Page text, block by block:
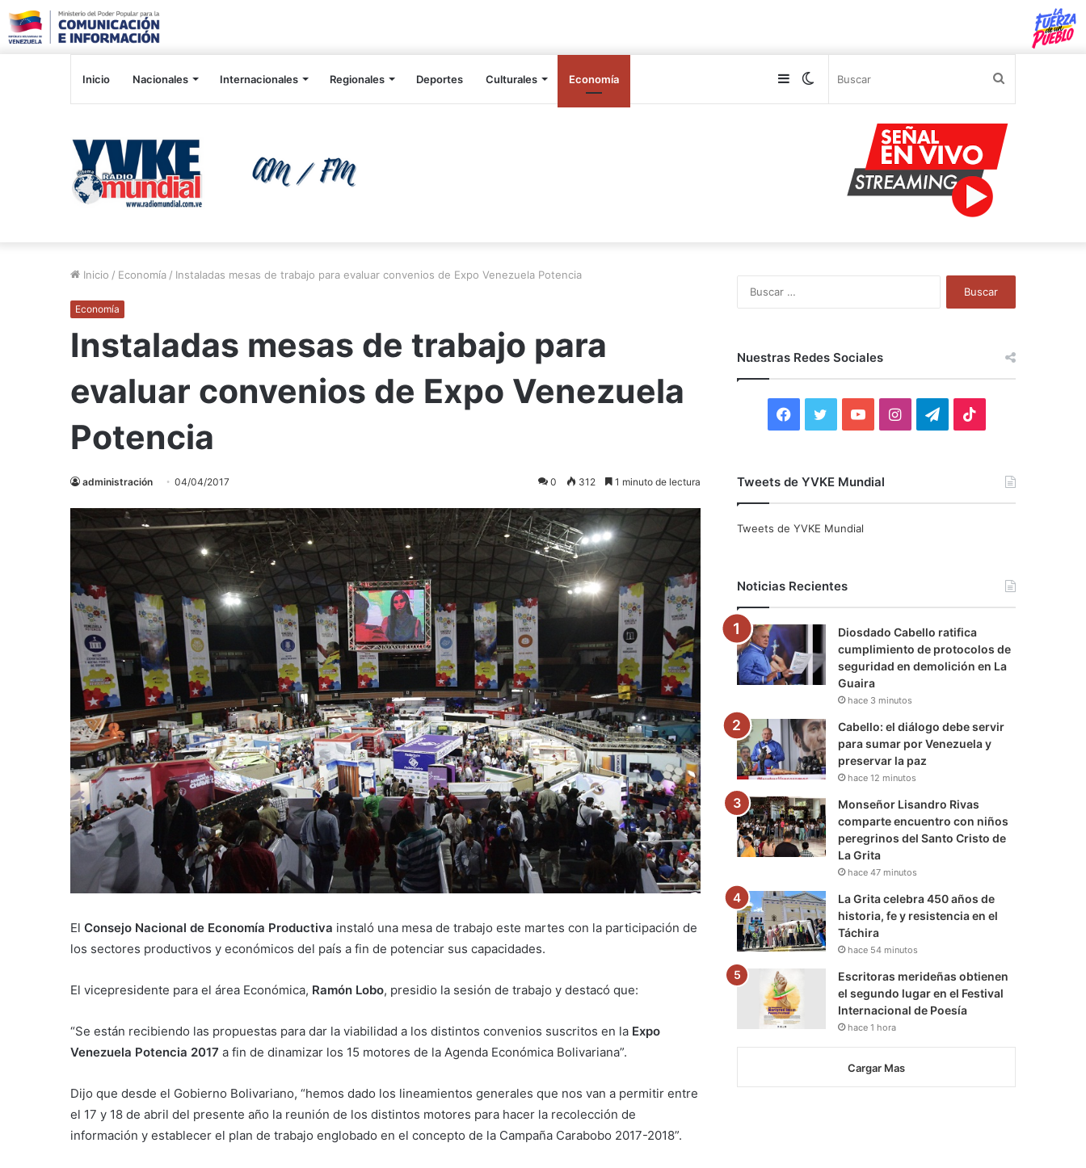
Inicio Nacionales Internacionales Regionales Deportes Culturales Economía Switch
Sidebar
Inicio / Economía / Instaladas mesas de trabajo para evaluar convenios de Expo Venezuela Potencia
Economía
Instaladas mesas de trabajo para
evaluar convenios de Expo Venezuela
Potencia
administración 04/04/2017 0 312 1 minuto de lectura
El Consejo Nacional de Economía Productiva instaló una mesa de trabajo este martes con la participación de
los sectores productivos y económicos del país a fin de potenciar sus capacidades.
El vicepresidente para el área Económica, Ramón Lobo, presidio la sesión de trabajo y destacó que:
“Se están recibiendo las propuestas para dar la viabilidad a los distintos convenios suscritos en la Expo
Venezuela Potencia 2017 a fin de dinamizar los 15 motores de la Agenda Económica Bolivariana”.
Dijo que desde el Gobierno Bolivariano, “hemos dado los lineamientos generales que nos van a permitir entre
el 17 y 18 de abril del presente año la reunión de los distintos motores para hacer la recolección de
información y establecer el plan de trabajo englobado en el concepto de la Campaña Carabobo 2017-2018”.
Nuestras Redes Sociales
F
c
o
k
i
r
Y
u
e
I
r
a
m
T
a
m
Tweets de YVKE Mundial
Tweets de YVKE Mundial
Noticias Recientes
Diosdado Cabello ratifica
cumplimiento de protocolos de
seguridad en demolición en La
Guaira
hace 3 minutos
Cabello: el diálogo debe servir
para sumar por Venezuela y
preservar la paz
hace 12 minutos
Monseñor Lisandro Rivas
comparte encuentro con niños
peregrinos del Santo Cristo de
La Grita
hace 47 minutos
La Grita celebra 450 años de
historia, fe y resistencia en el
Táchira
hace 54 minutos
Escritoras merideñas obtienen
el segundo lugar en el Festival
Internacional de Poesía
hace 1 hora
Cargar Mas